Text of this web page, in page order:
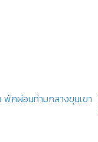
พักผ่อนท่ามกลางขุนเขา